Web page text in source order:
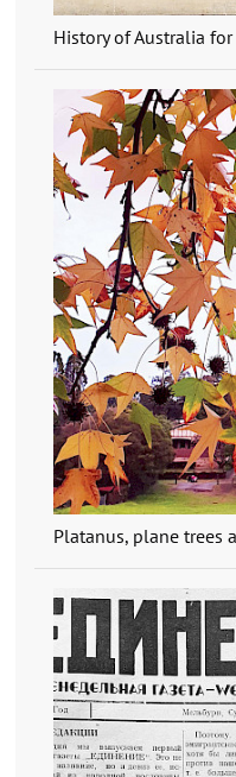
History of Australia
Platanus, plane trees